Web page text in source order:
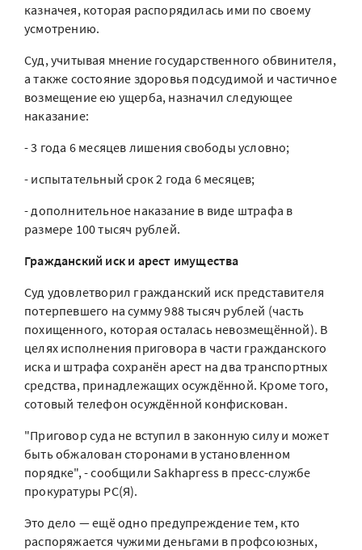
казначея, которая распорядилась ими по своему
усмотрению.
Суд, учитывая мнение государственного обвинителя,
а также состояние здоровья подсудимой и частичное
возмещение ею ущерба, назначил следующее
наказание:
- 3 года 6 месяцев лишения свободы условно;
- испытательный срок 2 года 6 месяцев;
- дополнительное наказание в виде штрафа в
размере 100 тысяч рублей.
Гражданский иск и арест имущества
Суд удовлетворил гражданский иск представителя
потерпевшего на сумму 988 тысяч рублей (часть
похищенного, которая осталась невозмещённой). В
целях исполнения приговора в части гражданского
иска и штрафа сохранён арест на два транспортных
средства, принадлежащих осуждённой. Кроме того,
сотовый телефон осуждённой конфискован.
"Приговор суда не вступил в законную силу и может
быть обжалован сторонами в установленном
порядке", - сообщили Sakhapress в пресс-службе
прокуратуры РС(Я).
Это дело — ещё одно предупреждение тем, кто
распоряжается чужими деньгами в профсоюзных,